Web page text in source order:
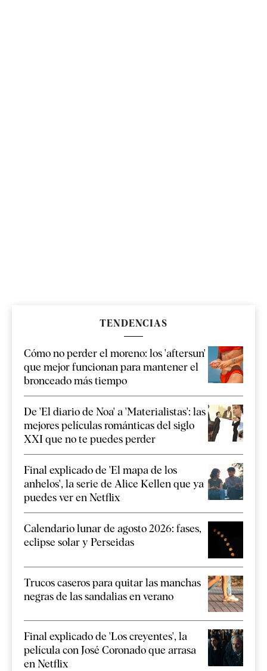
TENDENCIAS
Cómo no perder el moreno: los 'aftersun'
que mejor funcionan para mantener el
bronceado más tiempo
De 'El diario de Noa' a 'Materialistas': las
mejores películas románticas del siglo
XXI que no te puedes perder
Final explicado de 'El mapa de los
anhelos', la serie de Alice Kellen que ya
puedes ver en Netflix
Calendario lunar de agosto 2026: fases,
eclipse solar y Perseidas
Trucos caseros para quitar las manchas
negras de las sandalias en verano
Final explicado de 'Los creyentes', la
película con José Coronado que arrasa
en Netflix